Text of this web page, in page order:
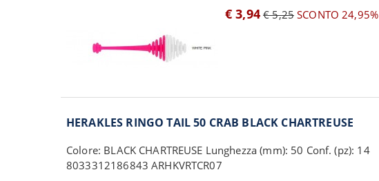
€ 3,94 € 5,25SCONTO 24,95%
HERAKLES RINGO TAIL 50 CRAB BLACK CHARTREUSE
Colore: BLACK CHARTREUSE Lunghezza (mm): 50 Conf. (pz): 14
8033312186843 ARHKVRTCR07